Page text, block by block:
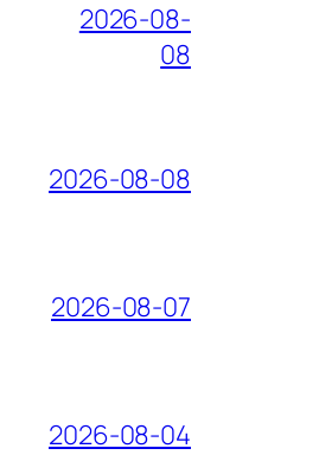
2026-08-
08
2026-08-08
2026-08-07
2026-08-04